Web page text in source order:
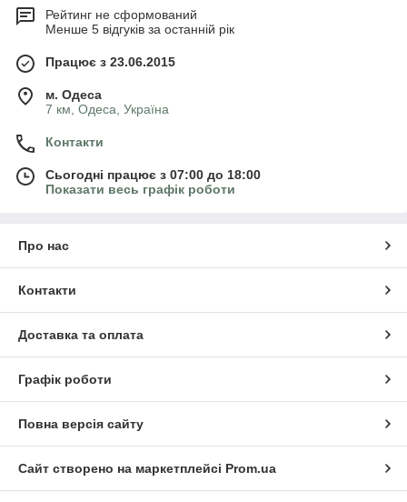
Рейтинг не сформований
Менше 5 відгуків за останній рік
Працює з 23.06.2015
м. Одеса
7 км, Одеса, Україна
Контакти
Сьогодні працює з 07:00 до 18:00
Показати весь графік роботи
Про нас
Контакти
Доставка та оплата
Графік роботи
Повна версія сайту
Сайт створено на маркетплейсі Prom.ua